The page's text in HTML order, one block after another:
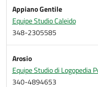
Appiano Gentile
Equipe Studio Caleido
348-2305585
Arosio
Equipe Studio di Logopedia
340-4894653